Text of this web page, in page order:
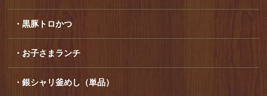
・黒豚トロかつ
・お子さまランチ
・銀シャリ釜めし（単品）